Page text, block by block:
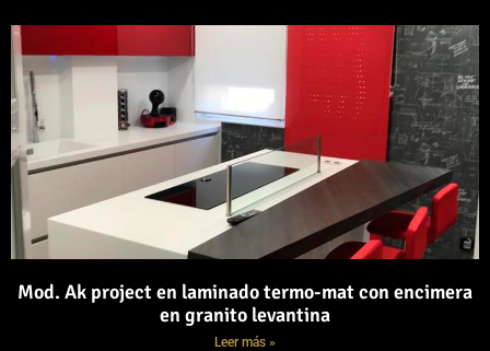
Mod. Ak project en laminado termo-mat con encimera
en granito levantina
Leer más »